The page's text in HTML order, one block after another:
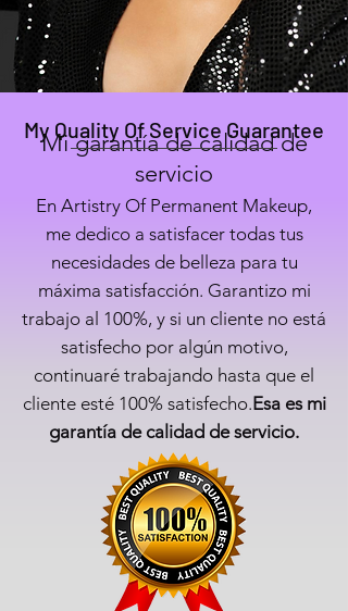
Mi garantía de calidad de
servicio
En Artistry Of Permanent Makeup,
me dedico a satisfacer todas tus
necesidades de belleza para tu
máxima satisfacción. Garantizo mi
trabajo al 100%, y si un cliente no está
satisfecho por algún motivo,
continuaré trabajando hasta que el
cliente esté 100% satisfecho.Esa es mi
garantía de calidad de servicio.
My Quality OfService Guarantee